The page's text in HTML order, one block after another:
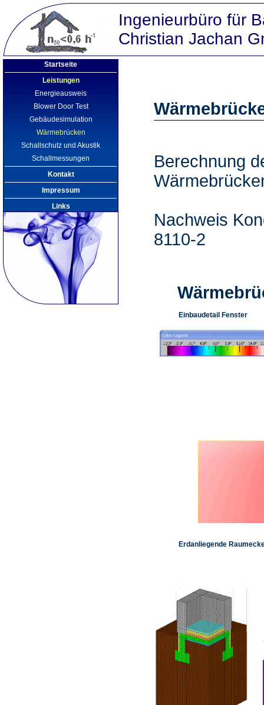
Ingenieurbüro für
Christian Jachan
Startseite
Leistungen
Energieausweis
Blower Door Test
Gebäudesimulation
Wärmebrücken
Schallschutz und Akustik
Schallmessungen
Kontakt
Impressum
Links
Berechnung
Nachweis
8110-2
Einbaudetail Fenster
Erdanliegende